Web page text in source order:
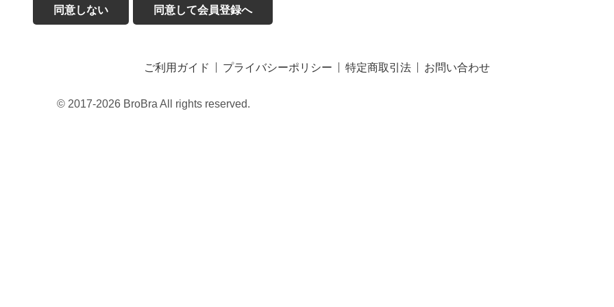
同意しない 同意して会員登録へ
ご利用ガイド プライバシーポリシー 特定商取引法 お問い合わせ
© 2017-2026 BroBra All rights reserved.